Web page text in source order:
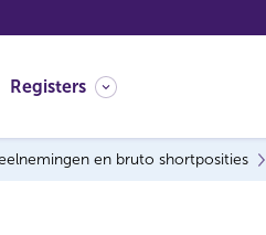
Registers
en bruto shortposities